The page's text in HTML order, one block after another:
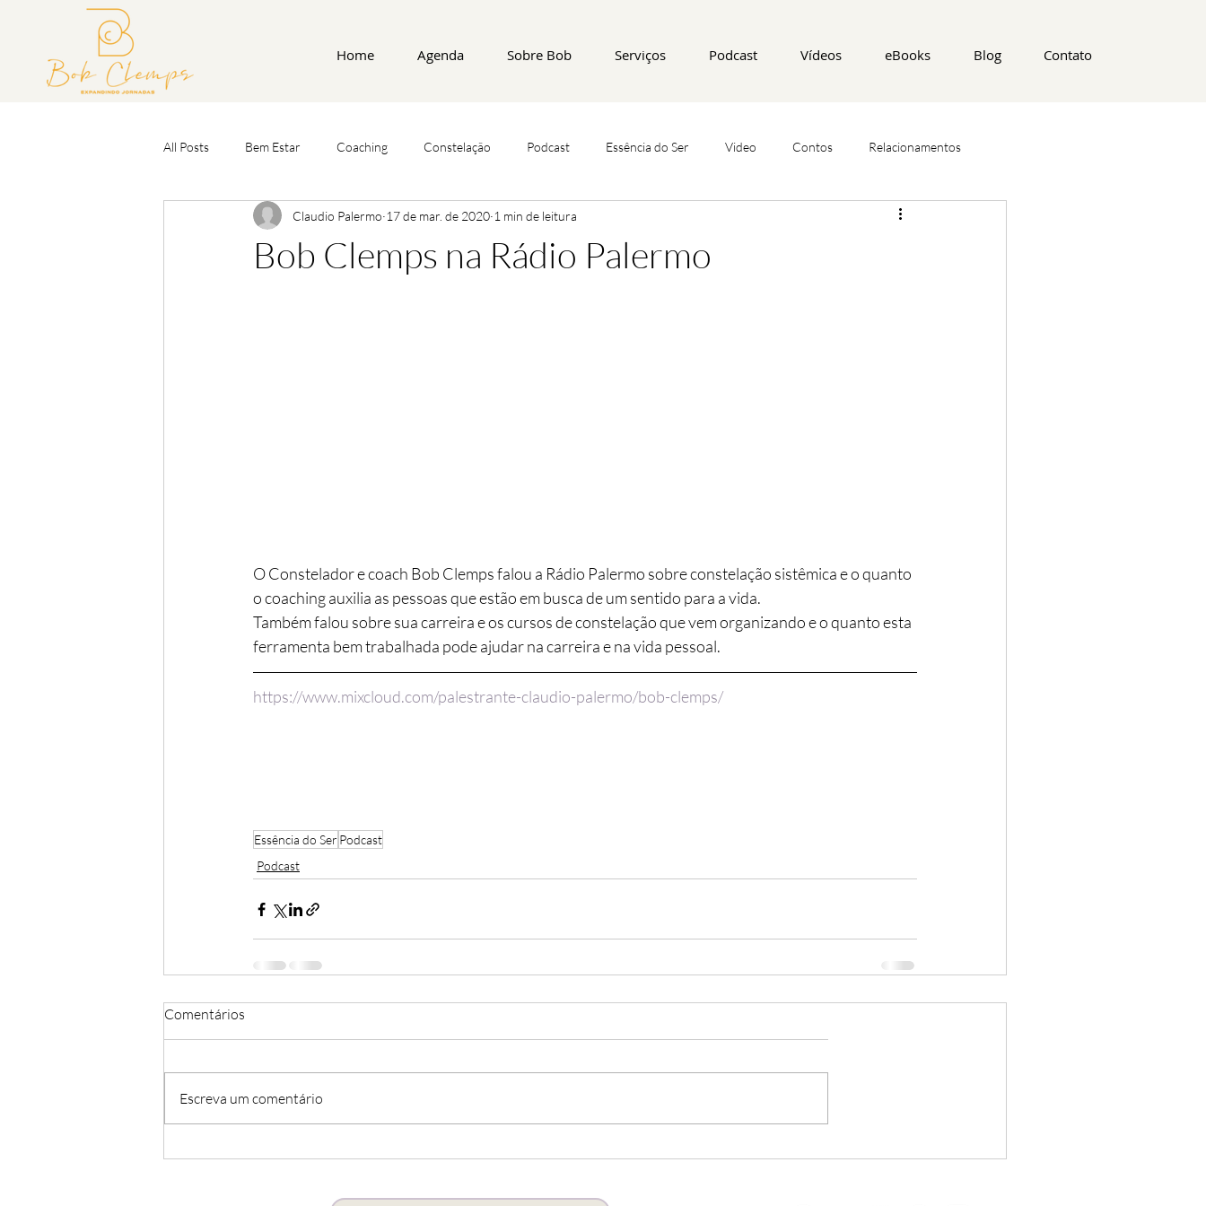
Home Agenda Sobre Bob Serviços Podcast Vídeos eBooks Blog Contato
All Posts Bem Estar Coaching Constelação Podcast Essência do Ser Video Contos Relacionamentos
Bob Clemps na Rádio Palermo
Claudio Palermo 17 de mar. de 2020 1 min de leitura
O Constelador e coach Bob Clemps falou a Rádio Palermo sobre constelação sistêmica e o quanto
o coaching auxilia as pessoas que estão em busca de um sentido para a vida.
Também falou sobre sua carreira e os cursos de constelação que vem organizando e o quanto esta
ferramenta bem trabalhada pode ajudar na carreira e na vida pessoal.
https://www.mixcloud.com/palestrante-claudio-palermo/bob-clemps/
Essência do Ser Podcast
Podcast
Comentários
Escreva um comentário